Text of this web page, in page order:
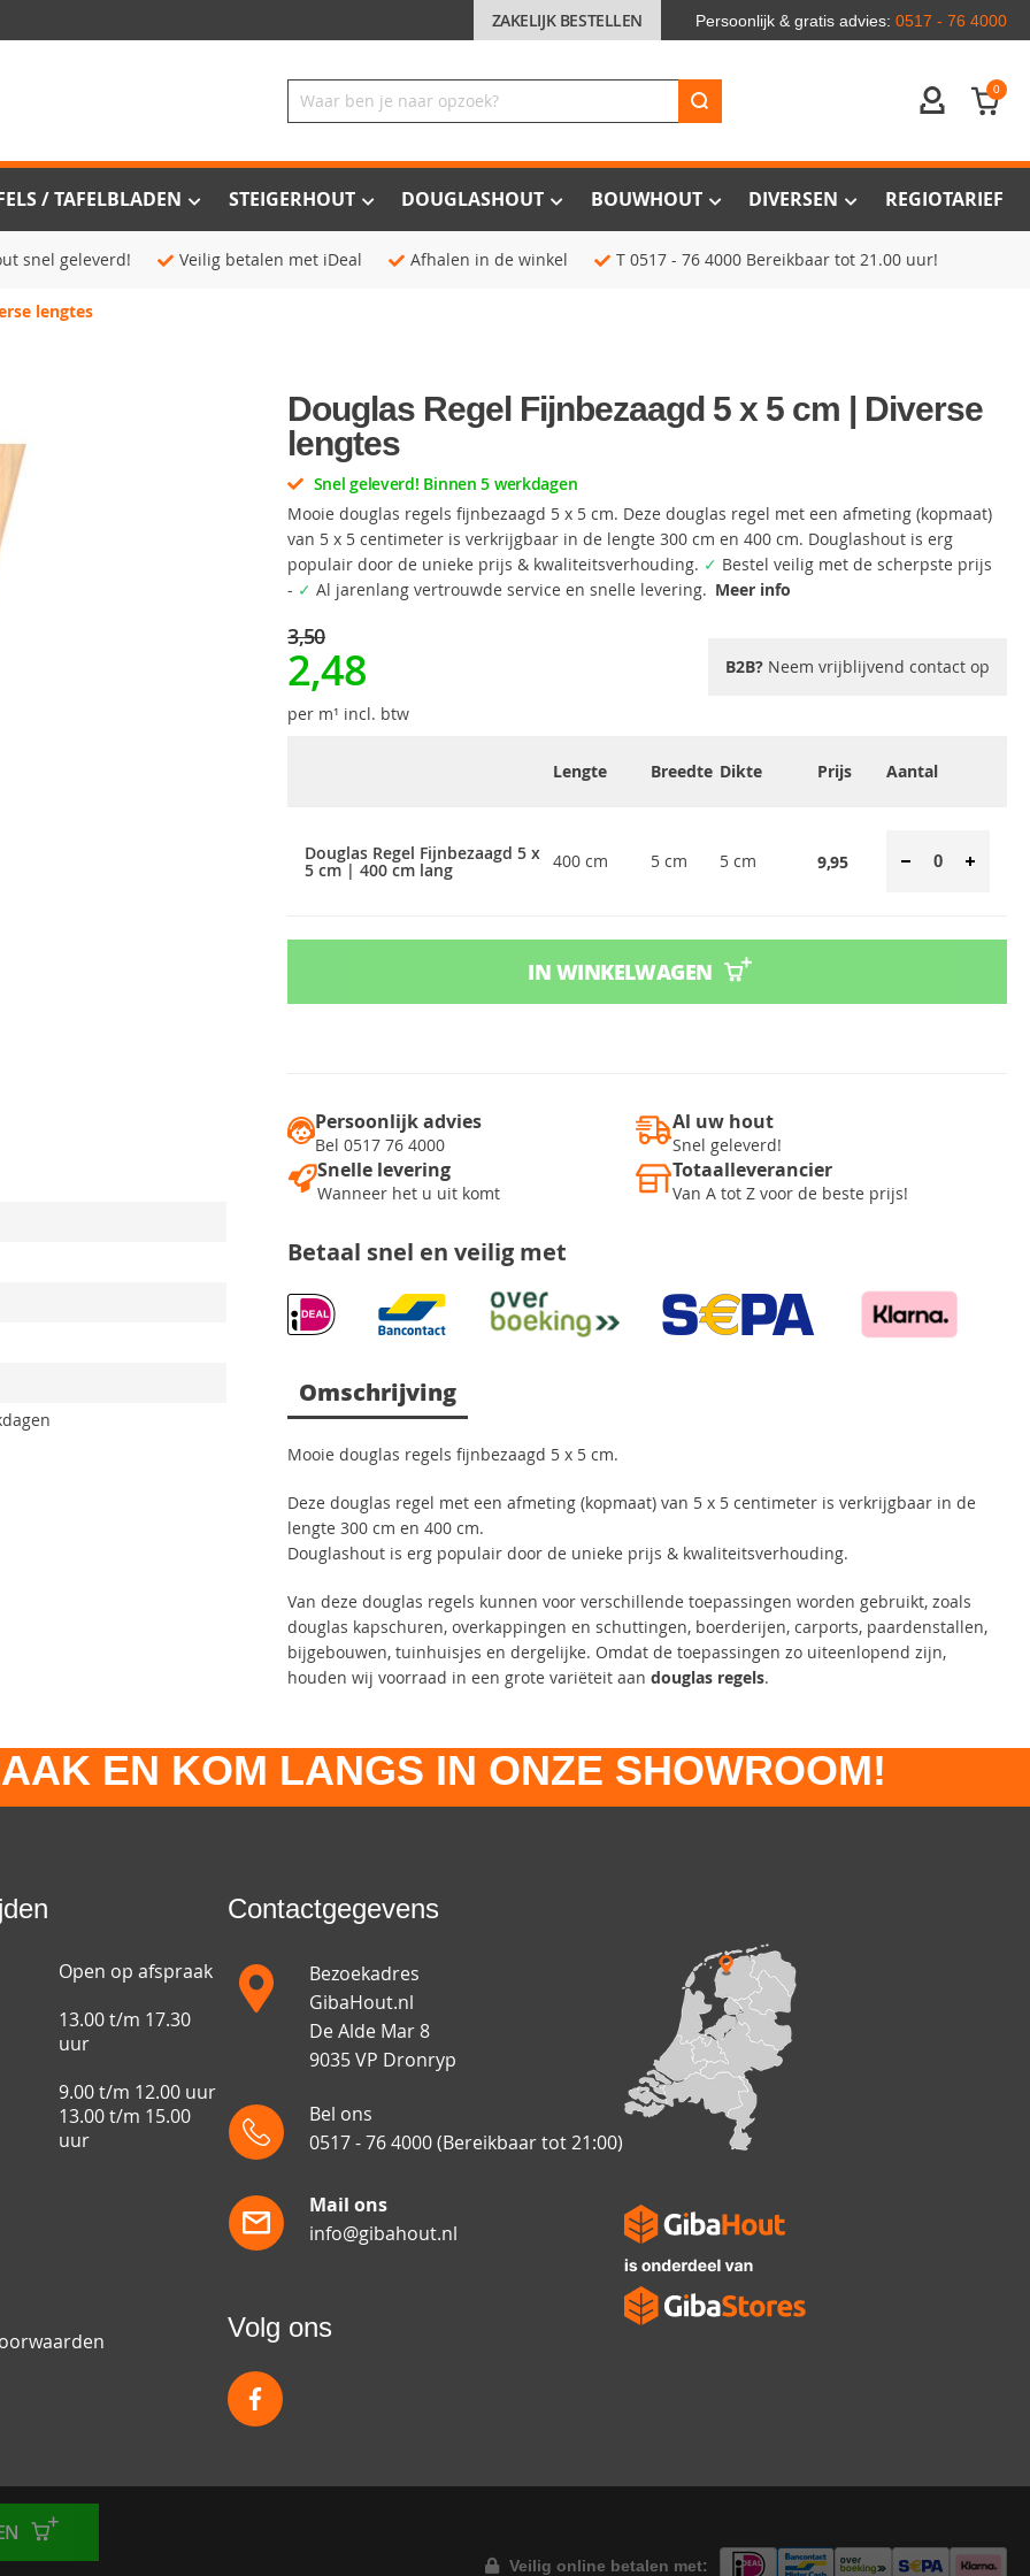
ZAKELIJK BESTELLEN Persoonlijk & gratis advies: 0517 - 76 4000
ACCOUNT
0
/ TAFELBLADEN STEIGERHOUT DOUGLASHOUT BOUWHOUT DIVERSEN REGIOTARIEF
snel geleverd! Veilig betalen met iDeal Afhalen in de winkel T 0517 - 76 4000 Bereikbaar tot 21.00 uur!
lengtes
Douglas Regel Fijnbezaagd 5 x 5 cm | Diverse
lengtes
Snel geleverd! Binnen 5 werkdagen
Mooie douglas regels fijnbezaagd 5 x 5 cm. Deze douglas regel met een afmeting (kopmaat)
van 5 x 5 centimeter is verkrijgbaar in de lengte 300 cm en 400 cm. Douglashout is erg
populair door de unieke prijs & kwaliteitsverhouding. ✓ Bestel veilig met de scherpste prijs
- ✓ Al jarenlang vertrouwde service en snelle levering. Meer info
3,50
2,48
per m¹ incl. btw
B2B? Neem vrijblijvend contact op
Lengte Breedte Dikte Prijs Aantal
Douglas Regel Fijnbezaagd 5 x
5 cm | 400 cm lang 400 cm 5 cm 5 cm 9,95
IN WINKELWAGEN
Persoonlijk advies
Bel 0517 76 4000
Al uw hout
Snel geleverd!
Snelle levering
Wanneer het u uit komt
Totaalleverancier
Van A tot Z voor de beste prijs!
Betaal snel en veilig met
Omschrijving
Mooie douglas regels fijnbezaagd 5 x 5 cm.
Deze douglas regel met een afmeting (kopmaat) van 5 x 5 centimeter is verkrijgbaar in de
lengte 300 cm en 400 cm.
Douglashout is erg populair door de unieke prijs & kwaliteitsverhouding.
Van deze douglas regels kunnen voor verschillende toepassingen worden gebruikt, zoals
douglas kapschuren, overkappingen en schuttingen, boerderijen, carports, paardenstallen,
bijgebouwen, tuinhuisjes en dergelijke. Omdat de toepassingen zo uiteenlopend zijn,
houden wij voorraad in een grote variëteit aandouglas regels.
EN KOM LANGS IN ONZE SHOWROOM!
Open op afspraak
13.00 t/m 17.30
uur
9.00 t/m 12.00 uur
13.00 t/m 15.00
uur
Contactgegevens
Bezoekadres
GibaHout.nl
De Alde Mar 8
9035 VP Dronryp
Bel ons
0517 - 76 4000(Bereikbaar tot 21:00)
Mail ons
info@gibahout.nl
Volg ons
f
a
c
o
Veilig online betalen met: